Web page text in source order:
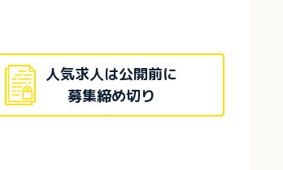
人気求人は公開前に
募集締め切り